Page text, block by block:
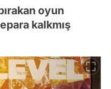
oyun
kalkmış